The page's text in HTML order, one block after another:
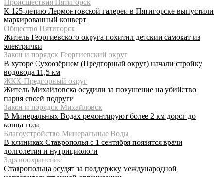
Происшествия Пятигорск
К 125-летию Лермонтовской галереи в Пятигорске выпустили
маркированный конверт
Общество Пятигорск
Житель Георгиевского округа похитил детский самокат из
электрички
Закон и порядок Георгиевский округ
В хуторе Сухоозёрном (Предгорный округ) начали стройку
водовода 11,5 км
ЖКХ Предгорный округ
Житель Михайловска осудили за покушение на убийство
парня своей подруги
Закон и порядок Михайловск
В Минеральных Водах ремонтируют более 2 км дорог до
конца года
Благоустройство Минеральные Воды
В клиниках Ставрополья с 1 сентября появятся врачи
долголетия и нутрициологи
Здравоохранение
Ставропольца осудят за поддержку международной